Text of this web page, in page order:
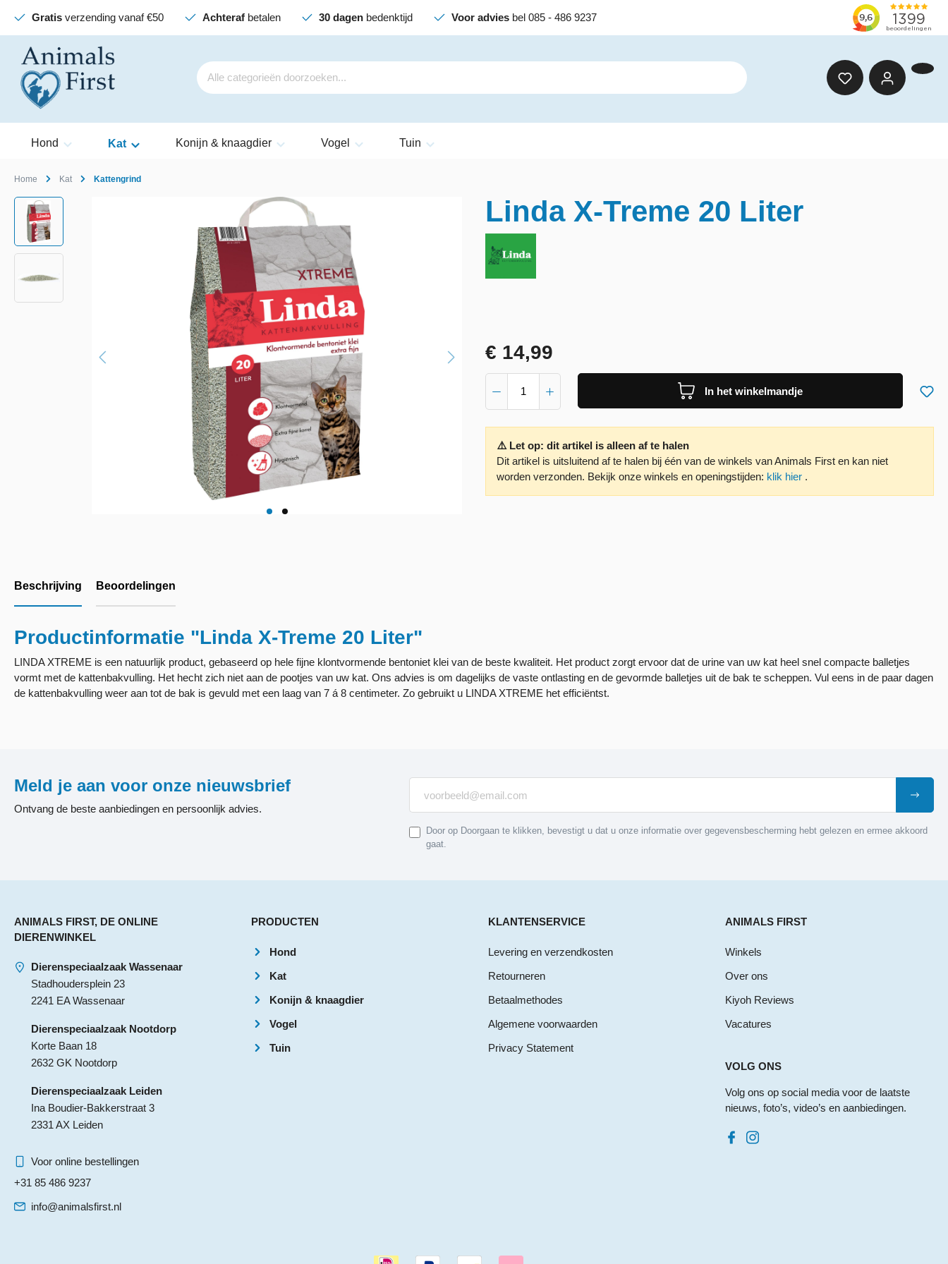
Gratisverzending vanaf €50 Achterafbetalen 30 dagen bedenktijd Voor advies bel 085 - 486 9237
Hond Kat Konijn & knaagdier Vogel Tuin
Home Kat Kattengrind
Linda X-Treme 20 Liter
€ 14,99
In het winkelmandje
⚠️ Let op: dit artikel is alleen af te halen
Dit artikel is uitsluitend af te halen bij één van de winkels van Animals First en kan niet
worden verzonden. Bekijk onze winkels en openingstijden: klik hier .
Beschrijving Beoordelingen
Productinformatie "Linda X-Treme 20 Liter"
LINDA XTREME is een natuurlijk product, gebaseerd op hele fijne klontvormende bentoniet klei van de beste kwaliteit. Het product zorgt ervoor dat de urine van uw kat heel snel compacte balletjes
vormt met de kattenbakvulling. Het hecht zich niet aan de pootjes van uw kat. Ons advies is om dagelijks de vaste ontlasting en de gevormde balletjes uit de bak te scheppen. Vul eens in de paar dagen
de kattenbakvulling weer aan tot de bak is gevuld met een laag van 7 á 8 centimeter. Zo gebruikt u LINDA XTREME het efficiëntst.
Meld je aan voor onze nieuwsbrief
Ontvang de beste aanbiedingen en persoonlijk advies.
Door op Doorgaan te klikken, bevestigt u dat u onze informatie over gegevensbescherming hebt gelezen en ermee akkoord
gaat.
ANIMALS FIRST, DE ONLINE
DIERENWINKEL
Dierenspeciaalzaak Wassenaar
Stadhoudersplein 23
2241 EA Wassenaar
Dierenspeciaalzaak Nootdorp
Korte Baan 18
2632 GK Nootdorp
Dierenspeciaalzaak Leiden
Ina Boudier-Bakkerstraat 3
2331 AX Leiden
Voor online bestellingen
+31 85 486 9237
info@animalsfirst.nl
PRODUCTEN
Hond
Kat
Konijn & knaagdier
Vogel
Tuin
KLANTENSERVICE
Levering en verzendkosten
Retourneren
Betaalmethodes
Algemene voorwaarden
Privacy Statement
ANIMALS FIRST
Winkels
Over ons
Kiyoh Reviews
Vacatures
VOLG ONS
Volg ons op social media voor de laatste
nieuws, foto’s, video’s en aanbiedingen.